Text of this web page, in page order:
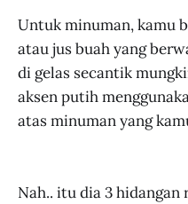
Untuk minuman, kamu
atau jus buah yang
di gelas secantik
aksen putih
atas minuman yang
Nah.. itu dia 3